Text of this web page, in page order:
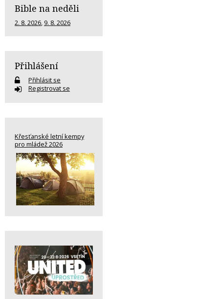
Bible na neděli
2. 8. 2026, 9. 8. 2026
Přihlášení
Přihlásit se
Registrovat se
Křesťanské letní kempy
pro mládež 2026